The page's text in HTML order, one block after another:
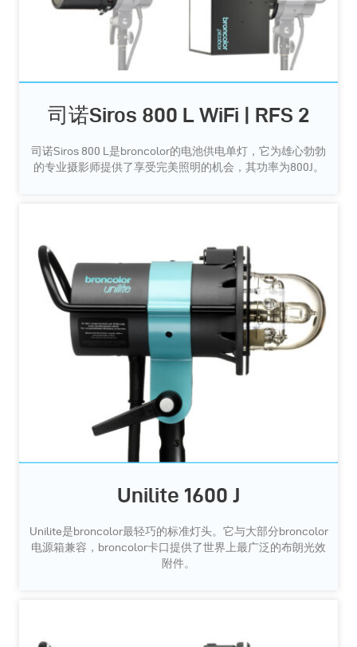
司诺Siros 800 L WiFi | RFS 2
司诺Siros 800 L是broncolor的电池供电单灯，它为雄心勃勃
的专业摄影师提供了享受完美照明的机会，其功率为800J。
Unilite 1600 J
Unilite是broncolor最轻巧的标准灯头。它与大部分broncolor
电源箱兼容，broncolor卡口提供了世界上最广泛的布朗光效
附件。